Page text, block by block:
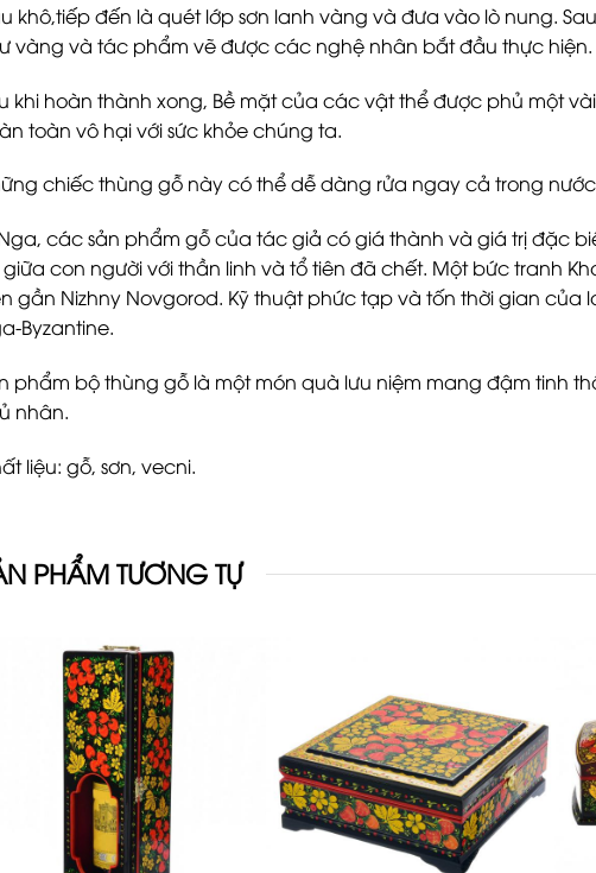
khô,tiếp đến là quét lớp sơn lanh vàng và đưa vào lò nung.
vàng và tác phẩm vẽ được các nghệ nhân bắt đầu thực hiện.
khi hoàn thành xong, Bề mặt của các vật thể được phủ một
toàn vô hại với sức khỏe chúng ta.
chiếc thùng gỗ này có thể dễ dàng rửa ngay cả trong
các sản phẩm gỗ của tác giả có giá thành và giá trị đặc
giữa con người với thần linh và tổ tiên đã chết. Một bức tranh
gần Nizhny Novgorod. Kỹ thuật phức tạp và tốn thời gian
Byzantine.
phẩm bộ thùng gỗ là một món quà lưu niệm mang đậm tinh
nhân.
liệu: gỗ, sơn, vecni.
PHẨM TƯƠNG TỰ